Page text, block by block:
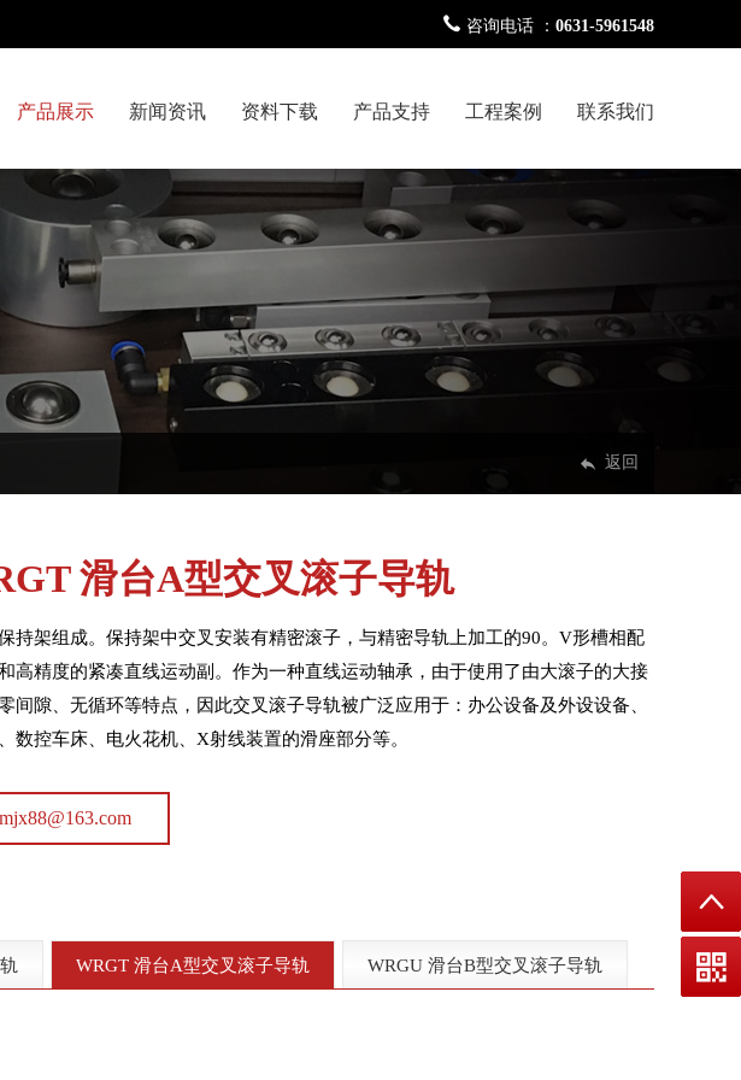
咨询电话 ： 0631-5961548
产品展示 新闻资讯 资料下载 产品支持 工程案例 联系我们
返回
滑台A型交叉滚子导轨
持架组成。保持架中交叉安装有精密滚子，与精密导轨上加工的90。V形槽相配
高精度的紧凑直线运动副。作为一种直线运动轴承，由于使用了由大滚子的大接
间隙、无循环等特点，因此交叉滚子导轨被广泛应用于：办公设备及外设设备、
数控车床、电火花机、X射线装置的滑座部分等。
WRGT 滑台A型交叉滚子导轨 WRGU 滑台B型交叉滚子导轨